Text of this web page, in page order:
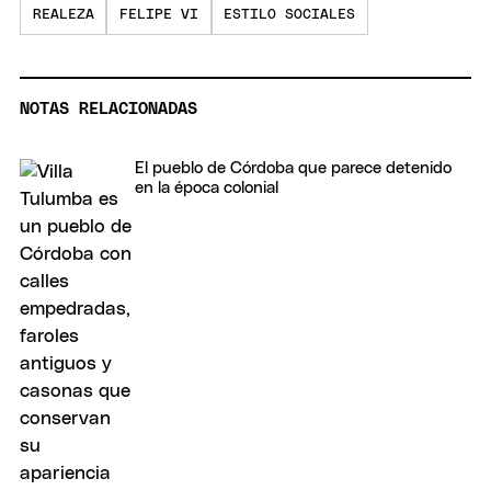
REALEZA FELIPE VI ESTILO SOCIALES
NOTAS RELACIONADAS
El pueblo de Córdoba que parece detenido
en la época colonial